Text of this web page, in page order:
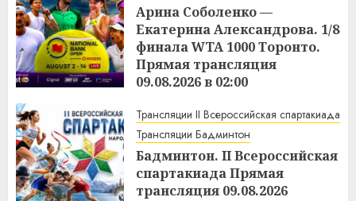
Арина Соболенко —
Екатерина Александрова. 1/8
финала WTA 1000 Торонто.
Прямая трансляция
09.08.2026 в 02:00
Трансляции II Всероссийская спартакиада
Трансляции Бадминтон
Бадминтон. II Всероссийская
спартакиада Прямая
трансляция 09.08.2026